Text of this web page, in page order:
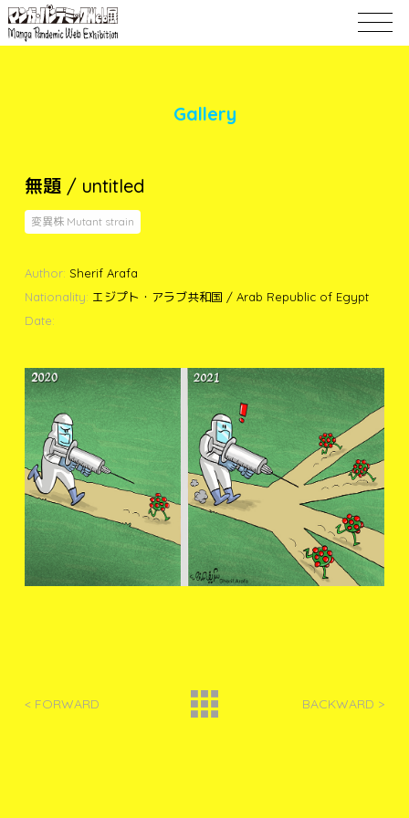
Gallery
無題 / untitled
変異株 Mutant strain
Author: Sherif Arafa
Nationality: エジプト・アラブ共和国 / Arab Republic of Egypt
Date:
< FORWARD BACKWARD >